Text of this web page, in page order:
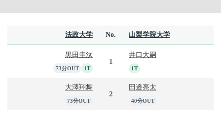
法政大学 No. 山梨学院大学
黒田圭汰
73分OUT 1T
1
井口大嗣
1T
大澤翔舞
73分OUT
2
田邉亮太
40分OUT